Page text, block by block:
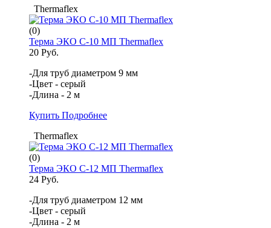
Thermaflex
(0)
Терма ЭКО С-10 МП Thermaflex
20 Руб.
-Для труб диаметром 9 мм
-Цвет - серый
-Длина - 2 м
Купить Подробнее
Thermaflex
(0)
Терма ЭКО С-12 МП Thermaflex
24 Руб.
-Для труб диаметром 12 мм
-Цвет - серый
-Длина - 2 м